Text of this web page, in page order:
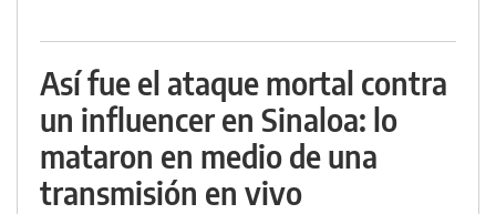
Así fue el ataque mortal contra
un influencer en Sinaloa: lo
mataron en medio de una
transmisión en vivo